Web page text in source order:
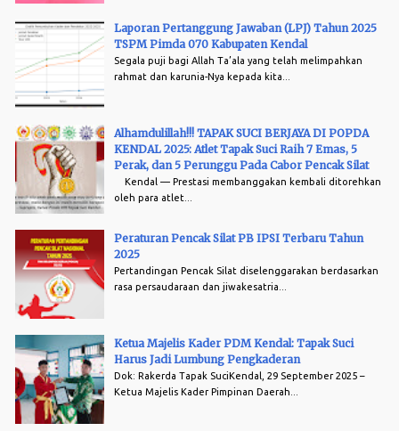
Laporan Pertanggung Jawaban (LPJ) Tahun 2025
TSPM Pimda 070 Kabupaten Kendal
Segala puji bagi Allah Ta’ala yang telah melimpahkan
rahmat dan karunia-Nya kepada kita...
Alhamdulillah!!! TAPAK SUCI BERJAYA DI POPDA
KENDAL 2025: Atlet Tapak Suci Raih 7 Emas, 5
Perak, dan 5 Perunggu Pada Cabor Pencak Silat
Kendal — Prestasi membanggakan kembali ditorehkan
oleh para atlet...
Peraturan Pencak Silat PB IPSI Terbaru Tahun
2025
Pertandingan Pencak Silat diselenggarakan berdasarkan
rasa persaudaraan dan jiwakesatria...
Ketua Majelis Kader PDM Kendal: Tapak Suci
Harus Jadi Lumbung Pengkaderan
Dok: Rakerda Tapak SuciKendal, 29 September 2025 –
Ketua Majelis Kader Pimpinan Daerah...